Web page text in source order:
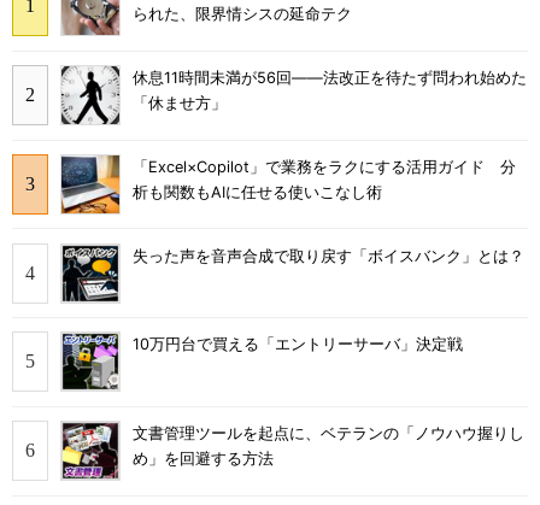
られた、限界情シスの延命テク
休息11時間未満が56回――法改正を待たず問われ始めた
「休ませ方」
「Excel×Copilot」で業務をラクにする活用ガイド 分
析も関数もAIに任せる使いこなし術
失った声を音声合成で取り戻す「ボイスバンク」とは？
10万円台で買える「エントリーサーバ」決定戦
文書管理ツールを起点に、ベテランの「ノウハウ握りし
め」を回避する方法